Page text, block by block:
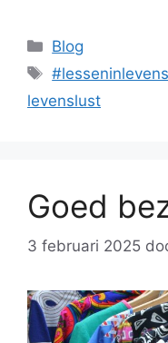
Categorieën
Blog
Tags
levenslust
Goed
3 februari 2025